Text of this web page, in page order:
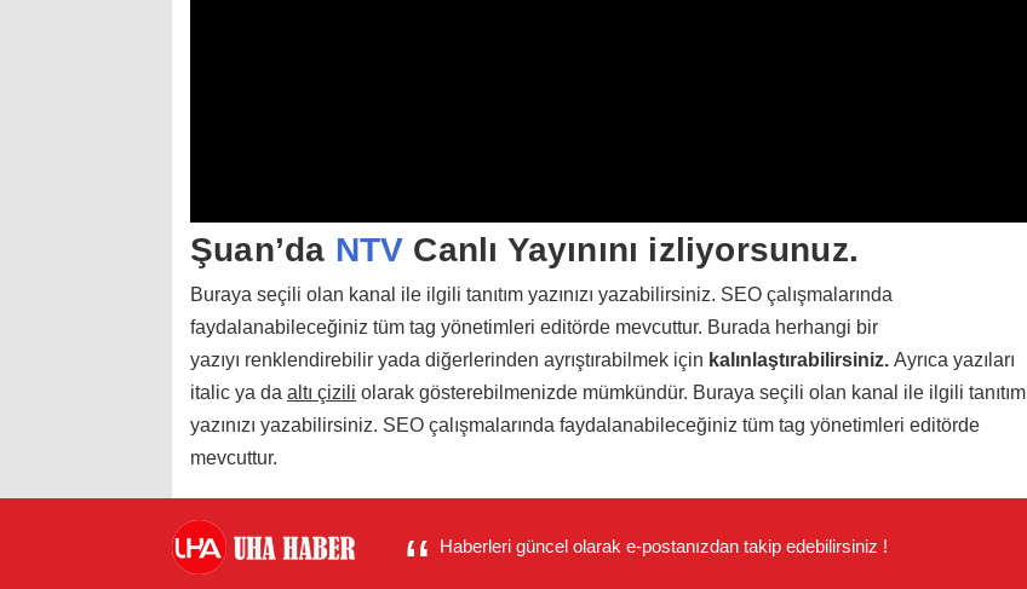
Şuan’da NTV Canlı Yayınını izliyorsunuz.
Buraya seçili olan kanal ile ilgili tanıtım yazınızı yazabilirsiniz. SEO çalışmalarında
faydalanabileceğiniz tüm tag yönetimleri editörde mevcuttur. Burada herhangi bir
yazıyı renklendirebilir yada diğerlerinden ayrıştırabilmek için kalınlaştırabilirsiniz. Ayrıca yazıları
italic ya da altı çizili olarak gösterebilmenizde mümkündür. Buraya seçili olan kanal ile ilgili tanıtım
yazınızı yazabilirsiniz. SEO çalışmalarında faydalanabileceğiniz tüm tag yönetimleri editörde
mevcuttur.
Haberleri güncel olarak e-postanızdan takip edebilirsiniz !